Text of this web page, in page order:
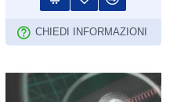
CHIEDI INFORMAZIONI